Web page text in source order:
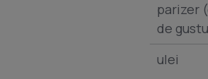
parizer
de
ulei